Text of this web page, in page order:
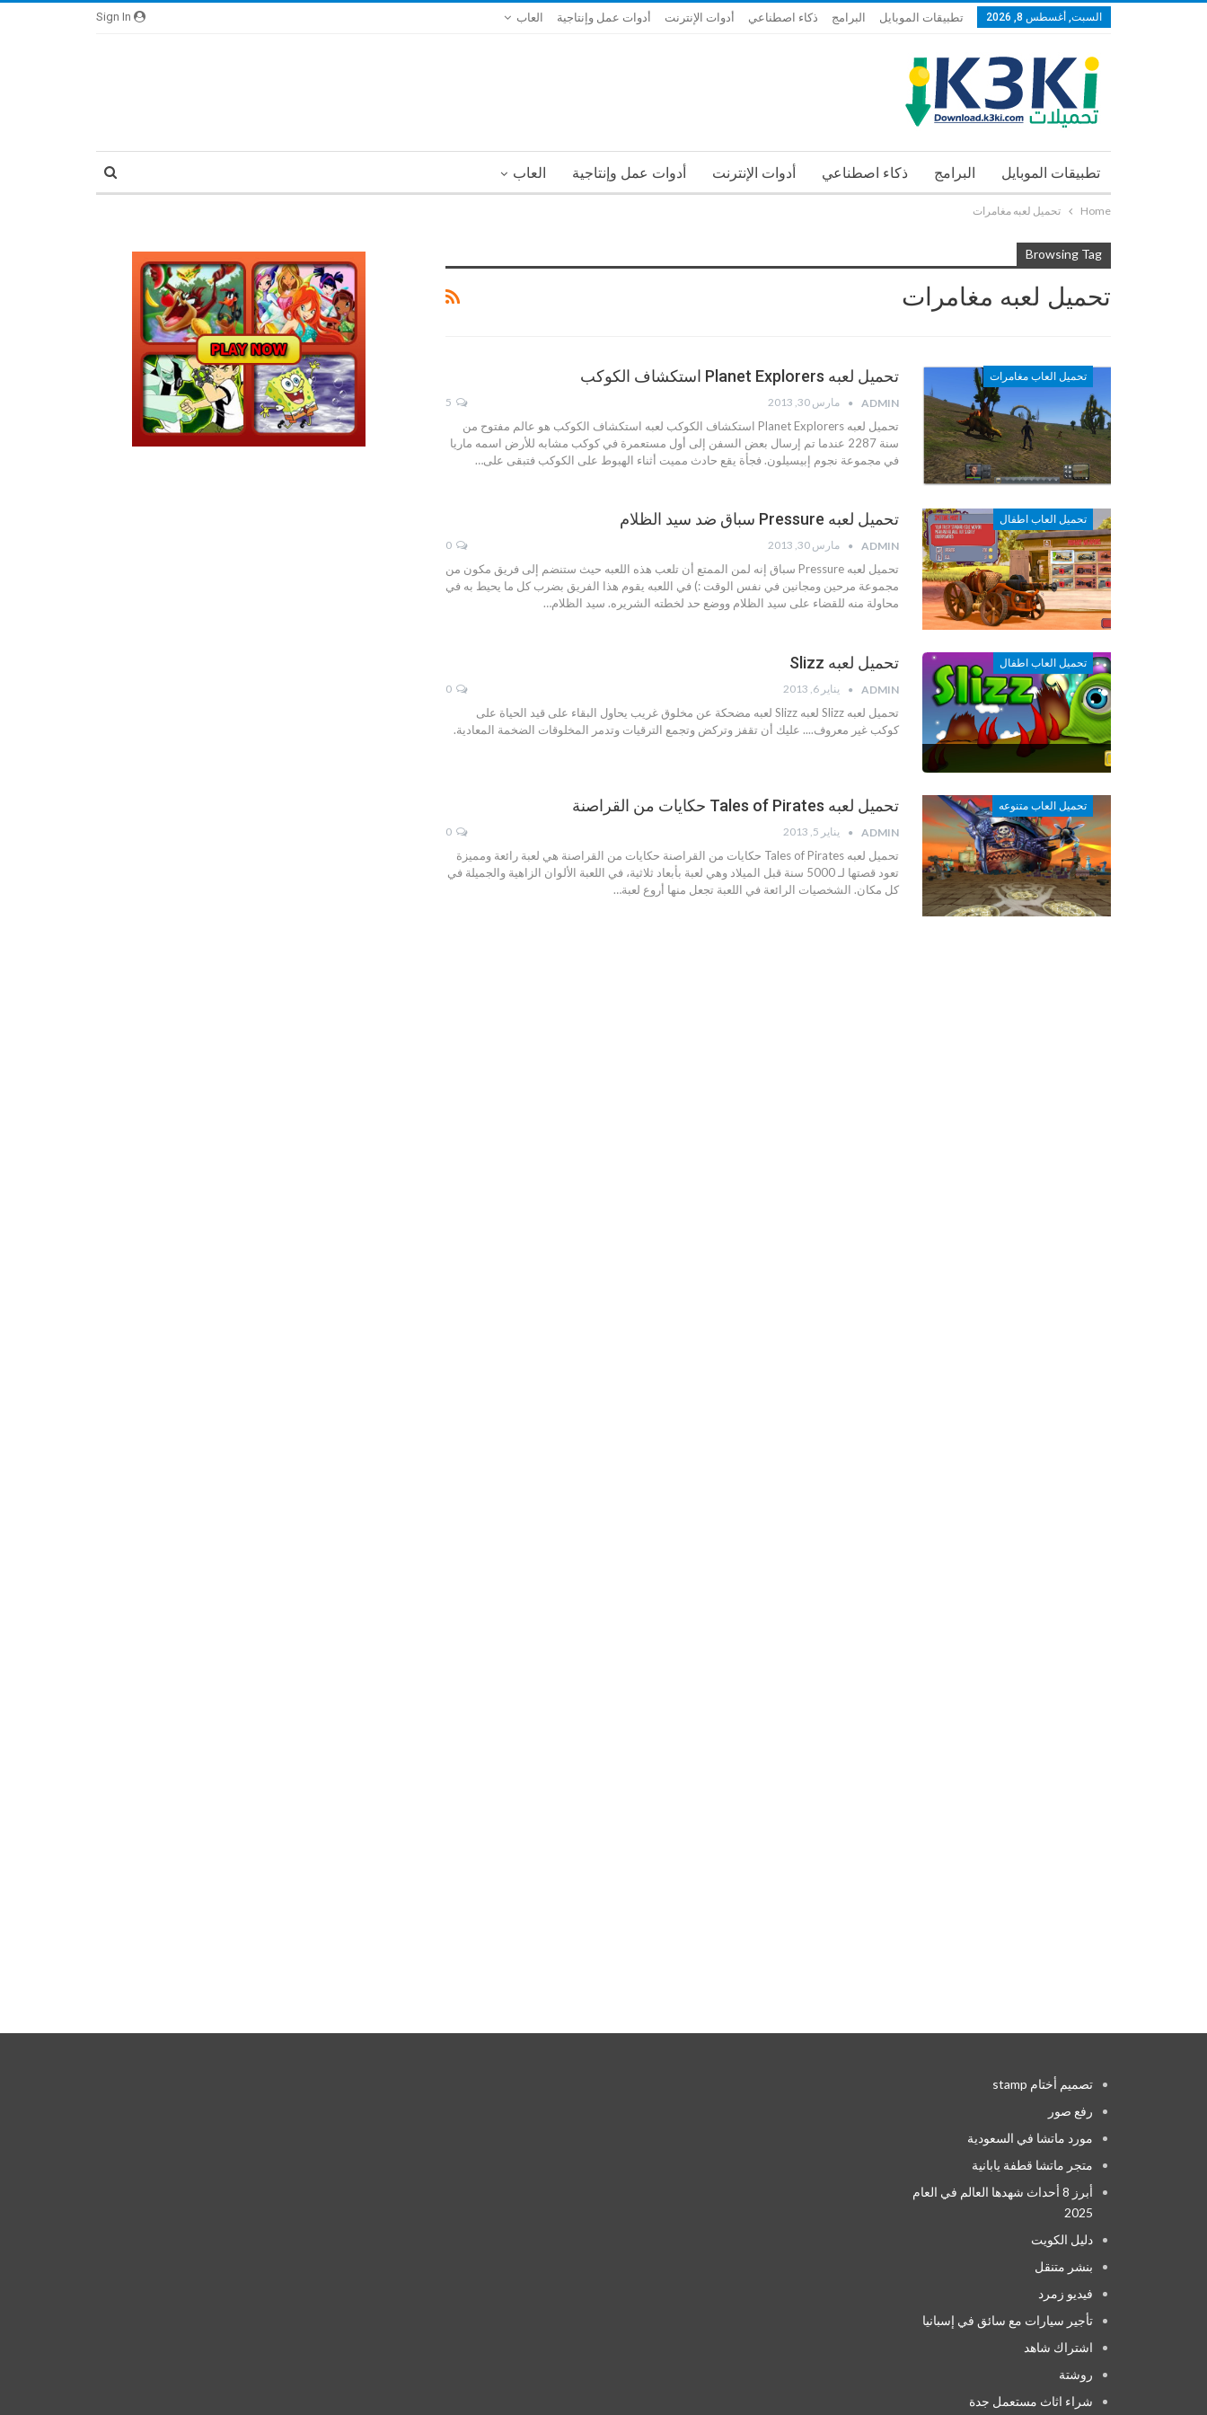
السبت, أغسطس 8, 2026 تطبيقات الموبايل البرامج ذكاء اصطناعي أدوات الإنترنت أدوات عمل وإنتاجية العاب
تطبيقات الموبايل البرامج ذكاء اصطناعي أدوات الإنترنت أدوات عمل وإنتاجية العاب
Home تحميل لعبه مغامرات
Browsing Tag
تحميل لعبه مغامرات
تحميل العاب مغامرات تحميل لعبه Planet Explorers استكشاف الكوكب
ADMIN مارس 30, 2013
تحميل لعبه Planet Explorers استكشاف الكوكب لعبه استكشاف الكوكب هو عالم مفتوح من
سنة 2287 عندما تم إرسال بعض السفن إلى أول مستعمرة في كوكب مشابه للأرض اسمه ماريا
في مجموعة نجوم إبيسيلون. فجأة يقع حادث مميت أثناء الهبوط على الكوكب فتبقى على…
تحميل العاب اطفال تحميل لعبه Pressure سباق ضد سيد الظلام
ADMIN مارس 30, 2013 0
تحميل لعبه Pressure سباق إنه لمن الممتع أن تلعب هذه اللعبه حيث ستنضم إلى فريق مكون من
مجموعة مرحين ومجانين في نفس الوقت :) في اللعبه يقوم هذا الفريق بضرب كل ما يحيط به في
محاولة منه للقضاء على سيد الظلام ووضع حد لخطته الشريره. سيد الظلام…
تحميل العاب اطفال تحميل لعبه Slizz
ADMIN يناير 6, 2013 0
تحميل لعبه Slizz لعبه Slizz لعبه مضحكة عن مخلوق غريب يحاول البقاء على قيد الحياة على
كوكب غير معروف.... عليك أن تقفز وتركض وتجمع الترقيات وتدمر المخلوقات الضخمة المعادية.
تحميل العاب متنوعه تحميل لعبه Tales of Pirates حكايات من القراصنة
ADMIN يناير 5, 2013 0
تحميل لعبه Tales of Pirates حكايات من القراصنة حكايات من القراصنة هي لعبة رائعة ومميزة
تعود قصتها لـ 5000 سنة قبل الميلاد وهي لعبة بأبعاد ثلاثية، في اللعبة الألوان الزاهية والجميلة في
كل مكان. الشخصيات الرائعة في اللعبة تجعل منها أروع لعبة…
تصميم أختام stamp
رفع صور
مورد ماتشا في السعودية
متجر ماتشا قطفة يابانية
أبرز 8 أحداث شهدها العالم في العام
2025
دليل الكويت
بنشر متنقل
فيديو زمرد
تأجير سيارات مع سائق في إسبانيا
اشتراك شاهد
روشتة
شراء اثاث مستعمل جدة